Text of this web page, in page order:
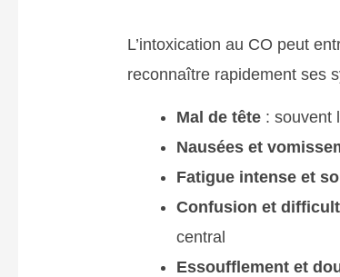
L’intoxication au CO peut
reconnaître rapidement ses
Mal de tête : souvent
Nausées et
Fatigue intense et
Confusion et
central
Essoufflement et